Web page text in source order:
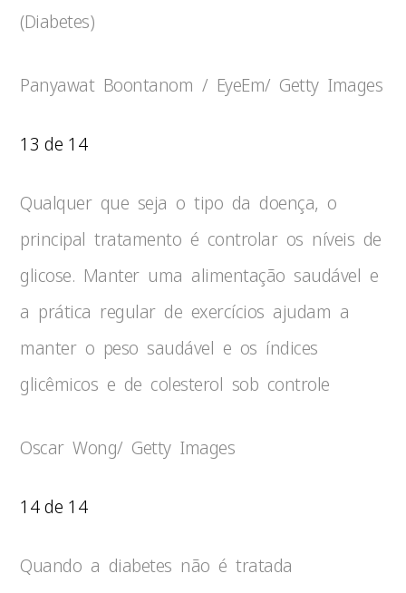
(Diabetes)
Panyawat Boontanom / EyeEm/ Getty Images
13 de 14
Qualquer que seja o tipo da doença, o
principal tratamento é controlar os níveis de
glicose. Manter uma alimentação saudável e
a prática regular de exercícios ajudam a
manter o peso saudável e os índices
glicêmicos e de colesterol sob controle
Oscar Wong/ Getty Images
14 de 14
Quando a diabetes não é tratada